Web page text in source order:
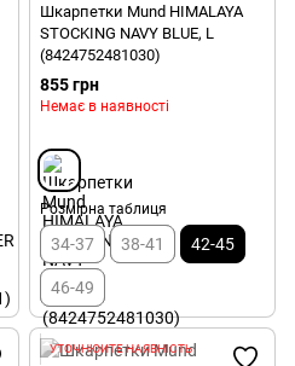
Шкарпетки Mund HIMALAYA
STOCKING NAVY BLUE, L
(8424752481030)
855 грн
Немає в наявності
Розмірна таблиця
34-37 38-41 42-45
46-49
УТОЧНЮЙТЕ НАЯВНІСТЬ